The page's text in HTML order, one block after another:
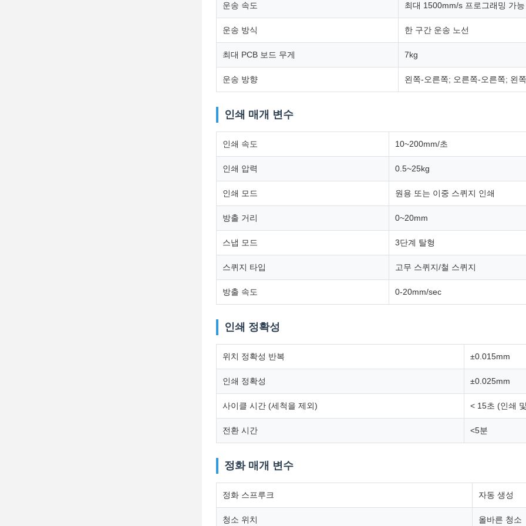
운송 속도 최대 1500mm/s 프로그래밍 가능
운송 방식 한 구간 운송 노선
최대 PCB 보드 무게 7kg
운송 방향 왼쪽-오른쪽; 오른쪽-오른쪽; 왼
인쇄 매개 변수
인쇄 속도 10~200mm/초
인쇄 압력 0.5~25kg
인쇄 모드 원용 또는 이중 스퀴지 인쇄
방출 거리 0~20mm
스냅 모드 3단계 탈형
스퀴지 타입 고무 스퀴지/철 스퀴지
방출 속도 0-20mm/sec
인쇄 정확성
위치 정확성 반복 ±0.015mm
인쇄 정확성 ±0.025mm
사이클 시간 (세척을 제외) < 15초 (인쇄
전환 시간 <5분
정화 매개 변수
정화 스프루크 자동 생성
청소 위치 올바른 청소